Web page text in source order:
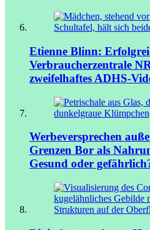
Etienne Blinn:
Verbraucherzentrale
zweifelhaftes ADHS-
Werbeversprechen
Grenzen Bor als
Gesund oder